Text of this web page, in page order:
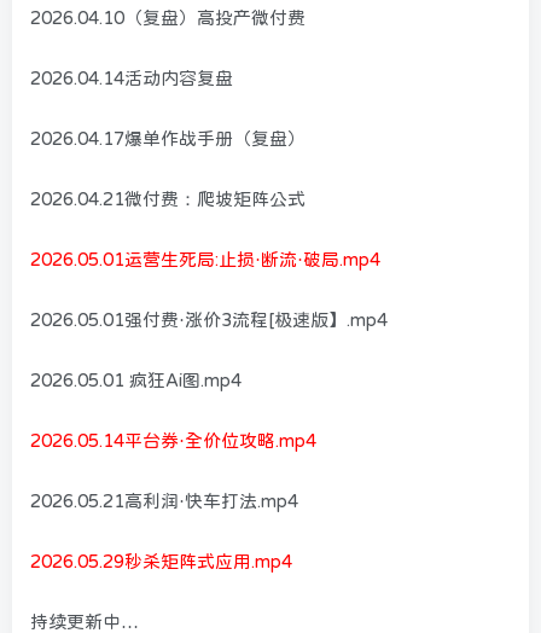
2026.04.10（复盘）高投产微付费
2026.04.14活动内容复盘
2026.04.17爆单作战手册（复盘）
2026.04.21微付费：爬坡矩阵公式
2026.05.01运营生死局:止损·断流·破局.mp4
2026.05.01强付费·涨价3流程[极速版】.mp4
2026.05.01 疯狂Ai图.mp4
2026.05.14平台券·全价位攻略.mp4
2026.05.21高利润·快车打法.mp4
2026.05.29秒杀矩阵式应用.mp4
持续更新中…